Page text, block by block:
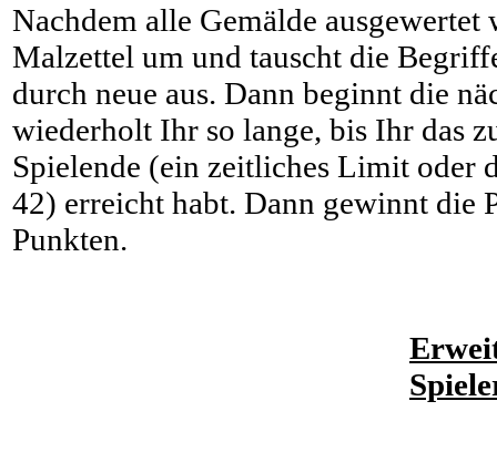
Nachdem alle Gemälde
Malzettel um und tauscht die
durch neue aus. Dann beginnt die
wiederholt Ihr so lange, bis Ihr das
Spielende (ein zeitliches Limit oder
42) erreicht habt. Dann gewinnt die
Punkten.